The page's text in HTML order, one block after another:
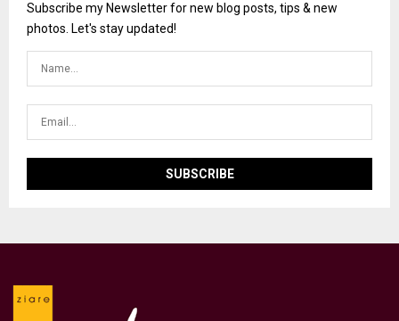
Subscribe my Newsletter for new blog posts, tips & new
photos. Let's stay updated!